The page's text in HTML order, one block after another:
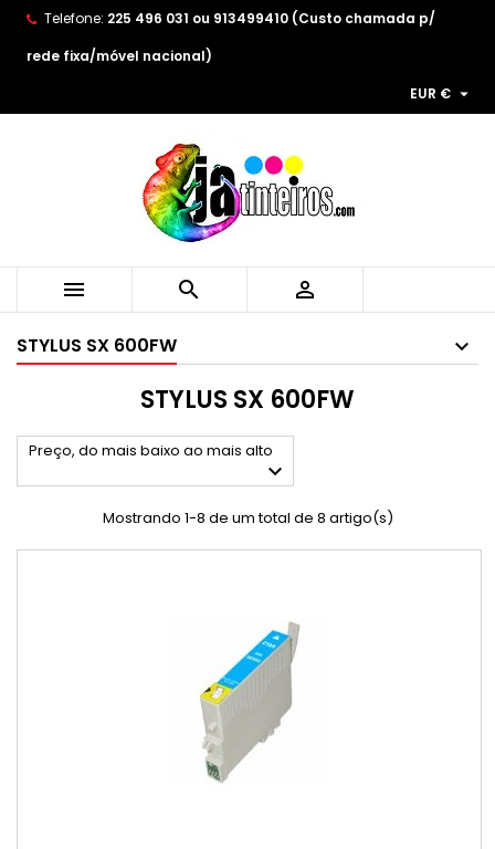
Telefone: 225 496 031 ou 913499410 (Custo chamada p/
rede fixa/móvel nacional)
EUR € 
  
STYLUS SX 600FW
STYLUS SX 600FW
Preço, do mais baixo ao mais alto

Mostrando 1-8 de um total de 8 artigo(s)
As minhas listas de desejos ×
((modalTitle)) ×
((cancelText)) ((modalDeleteText))
((title)) ×
((label))
((cancelText)) ((createText))
Entrar ×
You need to be logged in to save products in your
wishlist.
((cancelText))